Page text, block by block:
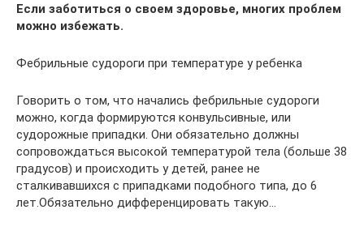
Если заботиться о своем здоровье, многих проблем
можно избежать.
Фебрильные судороги при температуре у ребенка
Говорить о том, что начались фебрильные судороги
можно, когда формируются конвульсивные, или
судорожные припадки. Они обязательно должны
сопровождаться высокой температурой тела (больше 38
градусов) и происходить у детей, ранее не
сталкивавшихся с припадками подобного типа, до 6
лет.Обязательно дифференцировать такую…